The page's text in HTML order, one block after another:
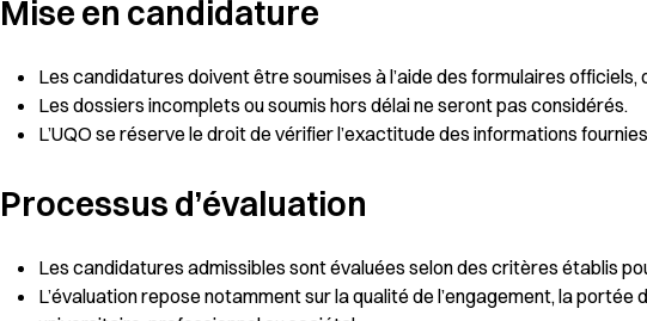
Mise en candidature
Les candidatures doivent être soumises à l’aide des formulaires officiels,
Les dossiers incomplets ou soumis hors délai ne seront pas considérés.
L’UQO se réserve le droit de vérifier l’exactitude des informations
Processus d’évaluation
Les candidatures admissibles sont évaluées selon des critères établis
L’évaluation repose notamment sur la qualité de l’engagement, la portée